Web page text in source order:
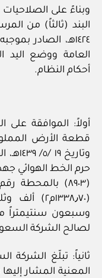
وبناءً على
١٤٢٤هـ، الصادر
العامة ووضع اليد
أحكام النظام.
أولاً: الموافقة على
وسبعون سنتيمتراً
لصالح الشركة
ثانياً: تبلّغ الشركة
المعنية المشار